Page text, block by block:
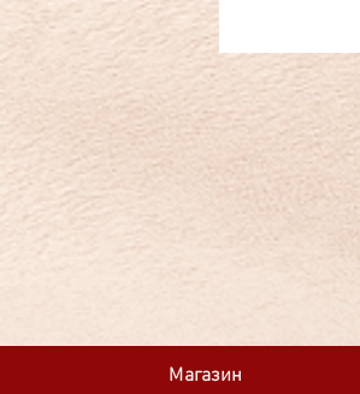
Магазин